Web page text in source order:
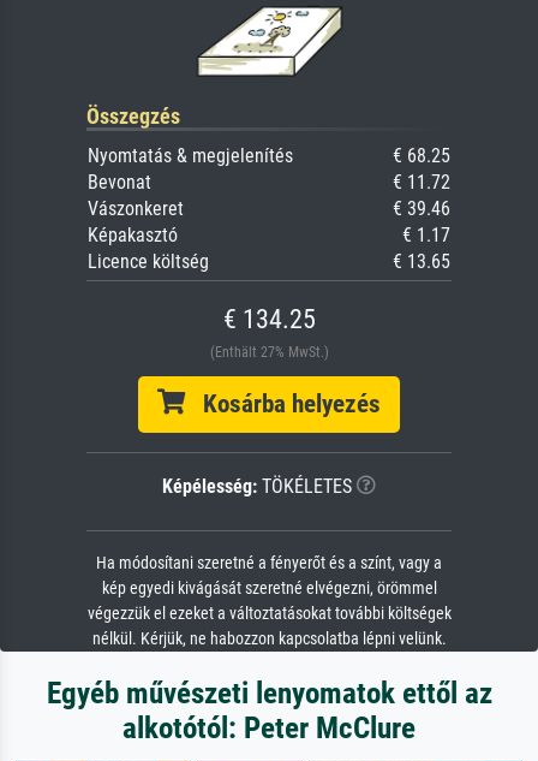
Összegzés
Nyomtatás & megjelenítés
€ 68.25
Bevonat
€ 11.72
Vászonkeret
€ 39.46
Képakasztó
€ 1.17
Licence költség
€ 13.65
€ 134.25
(Enthält 27% MwSt.)
Kosárba helyezés
Képélesség: TÖKÉLETES
Ha módosítani szeretné a fényerőt és a színt, vagy a
kép egyedi kivágását szeretné elvégezni, örömmel
végezzük el ezeket a változtatásokat további költségek
nélkül. Kérjük, ne habozzon kapcsolatba lépni velünk.
Egyéb művészeti lenyomatok ettől az
alkotótól: Peter McClure